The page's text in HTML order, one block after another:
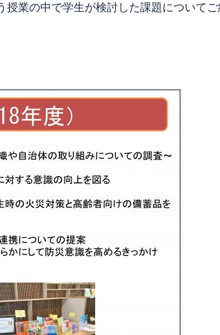
業の中で学生が検討した課題についてご